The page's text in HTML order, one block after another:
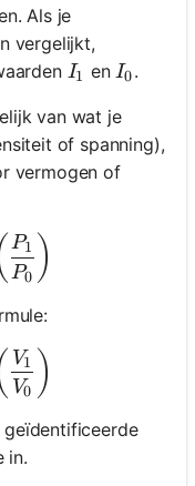
Als je
vergelijkt,
I_1
I1 en I_0
I0.
van wat je
of spanning),
vermogen of
\times
P0
P1 )
\times
V0
V1 )
geïdentificeerde
in.